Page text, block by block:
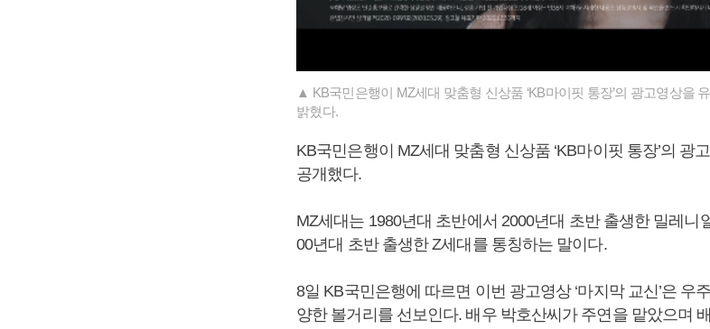
▲ KB국민은행이 MZ세대 맞춤형 신상품 ‘KB마이핏 통장’의 광고영상을
밝혔다.
KB국민은행이 MZ세대 맞춤형 신상품 ‘KB마이핏 통장’의 광
공개했다.
MZ세대는 1980년대 초반에서 2000년대 초반 출생한 밀레니
00년대 초반 출생한 Z세대를 통칭하는 말이다.
8일 KB국민은행에 따르면 이번 광고영상 ‘마지막 교신’은 우
양한 볼거리를 선보인다. 배우 박호산씨가 주연을 맡았으며